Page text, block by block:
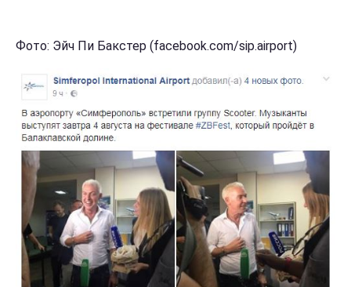
Фото: Эйч Пи Бакстер (facebook.com/sip.airport)